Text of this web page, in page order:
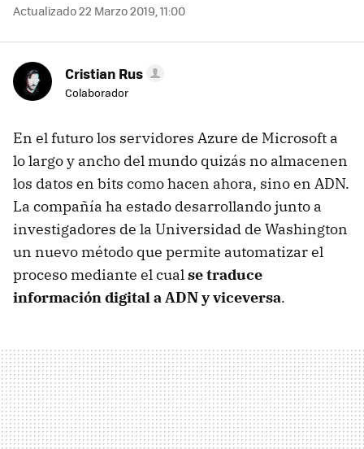
Actualizado 22 Marzo 2019, 11:00
Cristian Rus
Colaborador
En el futuro los servidores Azure de Microsoft a
lo largo y ancho del mundo quizás no almacenen
los datos en bits como hacen ahora, sino en ADN.
La compañía ha estado desarrollando junto a
investigadores de la Universidad de Washington
un nuevo método que permite automatizar el
proceso mediante el cualse traduce
información digital a ADN y viceversa.